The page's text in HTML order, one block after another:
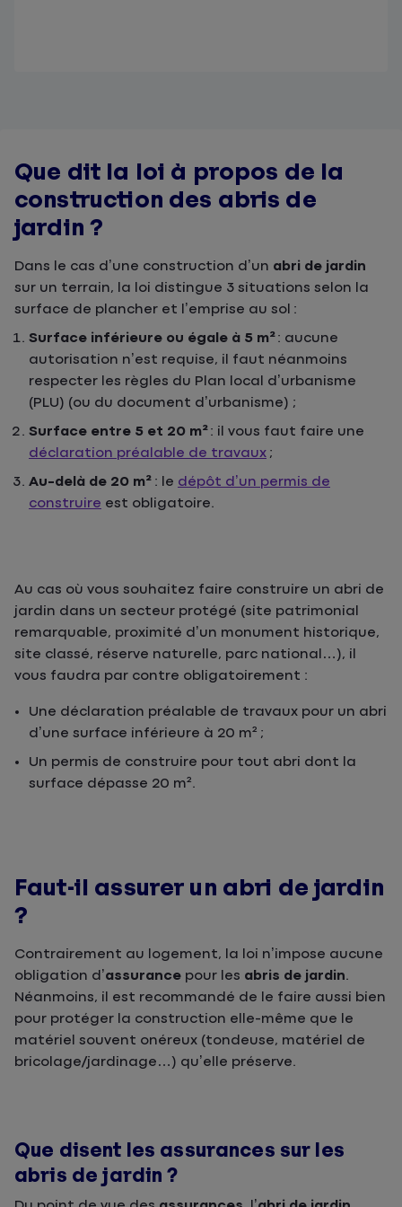
Que dit la loi à propos de la
construction des abris de
jardin ?
Dans le cas d’une construction d’un abri de jardin
sur un terrain, la loi distingue 3 situations selon la
surface de plancher et l’emprise au sol :
Surface inférieure ou égale à 5 m²: aucune
autorisation n’est requise, il faut néanmoins
respecter les règles du Plan local d’urbanisme
(PLU) (ou du document d’urbanisme) ;
Surface entre 5 et 20 m²: il vous faut faire une
déclaration préalable de travaux ;
Au-delà de 20 m² : le dépôt d’un permis de
construire est obligatoire.
Au cas où vous souhaitez faire construire un abri de
jardin dans un secteur protégé (site patrimonial
remarquable, proximité d’un monument historique,
site classé, réserve naturelle, parc national…), il
vous faudra par contre obligatoirement :
Une déclaration préalable de travaux pour un abri
d’une surface inférieure à 20 m² ;
Un permis de construire pour tout abri dont la
surface dépasse 20 m².
Faut-il assurer un abri de jardin
?
Contrairement au logement, la loi n’impose aucune
obligation d’assurance pour les abris de jardin.
Néanmoins, il est recommandé de le faire aussi bien
pour protéger la construction elle-même que le
matériel souvent onéreux (tondeuse, matériel de
bricolage/jardinage…) qu’elle préserve.
Que disent les assurances sur les
abris de jardin ?